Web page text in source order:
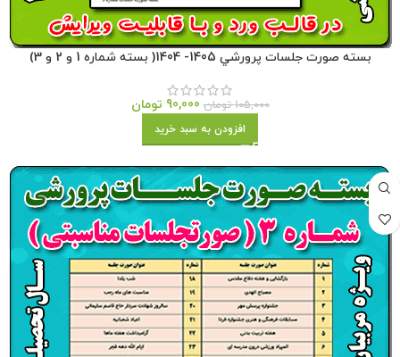
بسته صورت جلسات پرورشي 1405- 1404( بسته شماره 1 و 2 و 3)
105,000 تومان 90,000 تومان
افزودن به سبد خرید